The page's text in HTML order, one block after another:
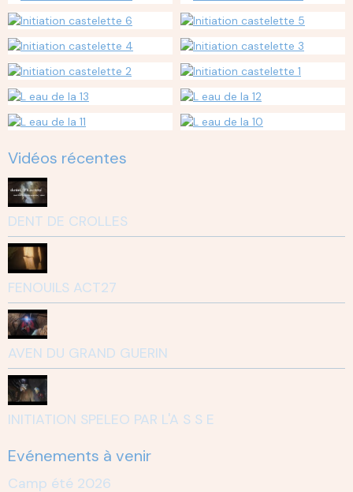
Vidéos récentes
DENT DE CROLLES
FENOUILS ACT27
AVEN DU GRAND GUERIN
INITIATION SPELEO PAR L'A S S E
Evénements à venir
Camp été 2026